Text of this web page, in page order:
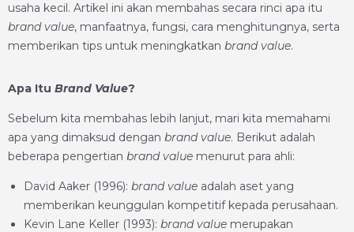
usaha kecil. Artikel ini akan membahas secara rinci apa itu
brand value, manfaatnya, fungsi, cara menghitungnya, serta
memberikan tips untuk meningkatkan brand value.
Apa Itu Brand Value?
Sebelum kita membahas lebih lanjut, mari kita memahami
apa yang dimaksud dengan brand value. Berikut adalah
beberapa pengertian brand value menurut para ahli:
David Aaker (1996): brand value adalah aset yang
memberikan keunggulan kompetitif kepada perusahaan.
Kevin Lane Keller (1993): brand value merupakan